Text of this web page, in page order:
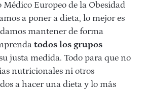
Europeo de la Obesidad
a poner a dieta, lo mejor es
mantener de forma
todos los grupos
justa medida. Todo para que no
nutricionales ni otros
a hacer una dieta y lo más